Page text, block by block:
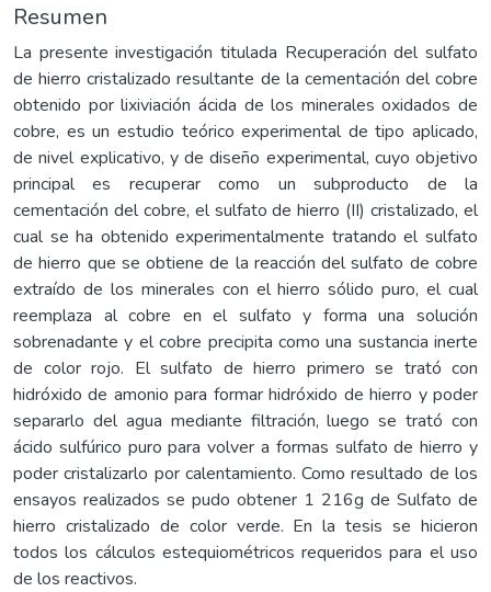
Resumen
La presente investigación titulada Recuperación del sulfato
de hierro cristalizado resultante de la cementación del cobre
obtenido por lixiviación ácida de los minerales oxidados de
cobre, es un estudio teórico experimental de tipo aplicado,
de nivel explicativo, y de diseño experimental, cuyo objetivo
principal es recuperar como un subproducto de la
cementación del cobre, el sulfato de hierro (II) cristalizado, el
cual se ha obtenido experimentalmente tratando el sulfato
de hierro que se obtiene de la reacción del sulfato de cobre
extraído de los minerales con el hierro sólido puro, el cual
reemplaza al cobre en el sulfato y forma una solución
sobrenadante y el cobre precipita como una sustancia inerte
de color rojo. El sulfato de hierro primero se trató con
hidróxido de amonio para formar hidróxido de hierro y poder
separarlo del agua mediante filtración, luego se trató con
ácido sulfúrico puro para volver a formas sulfato de hierro y
poder cristalizarlo por calentamiento. Como resultado de los
ensayos realizados se pudo obtener 1 216g de Sulfato de
hierro cristalizado de color verde. En la tesis se hicieron
todos los cálculos estequiométricos requeridos para el uso
de los reactivos.